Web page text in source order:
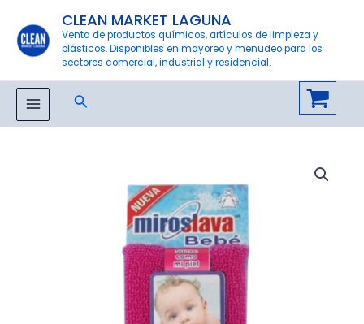
contenido
CLEAN MARKET LAGUNA
Venta de productos químicos, artículos de limpieza y
plásticos. Disponibles en mayoreo y menudeo para los
sectores comercial, industrial y residencial.
MAIN
Buscar